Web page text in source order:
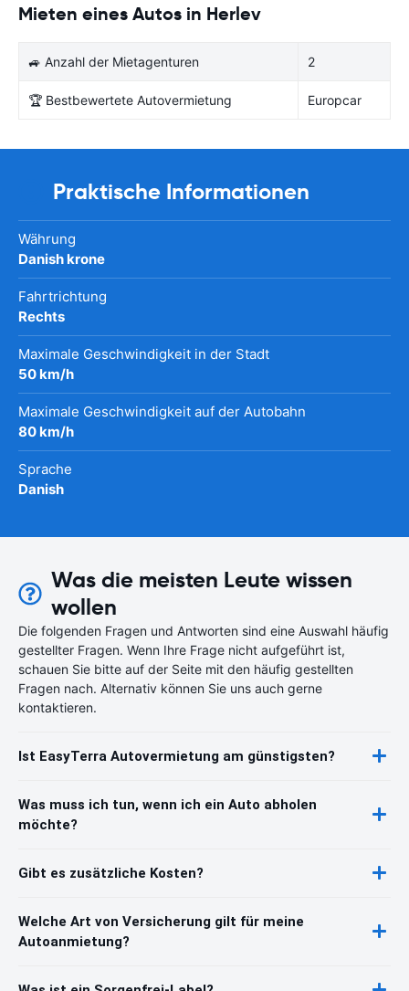
Mieten eines Autos in Herlev
🚙 Anzahl der Mietagenturen 2
🏆 Bestbewertete Autovermietung Europcar
Praktische Informationen
Währung
Danish krone
Fahrtrichtung
Rechts
Maximale Geschwindigkeit in der Stadt
50 km/h
Maximale Geschwindigkeit auf der Autobahn
80 km/h
Sprache
Danish
Was die meisten Leute wissen
wollen
Die folgenden Fragen und Antworten sind eine Auswahl häufig
gestellter Fragen. Wenn Ihre Frage nicht aufgeführt ist,
schauen Sie bitte auf der Seite mit den häufig gestellten
Fragen nach. Alternativ können Sie uns auch gerne
kontaktieren.
Ist EasyTerra Autovermietung am günstigsten?
Was muss ich tun, wenn ich ein Auto abholen
möchte?
Gibt es zusätzliche Kosten?
Welche Art von Versicherung gilt für meine
Autoanmietung?